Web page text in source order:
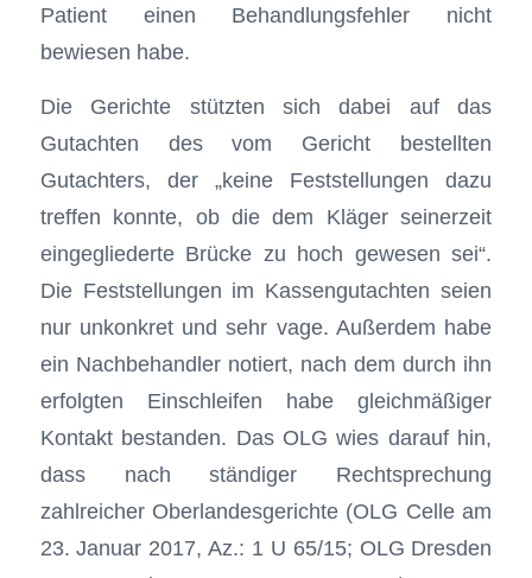
Patient einen Behandlungsfehler nicht
bewiesen habe.
Die Gerichte stützten sich dabei auf das
Gutachten des vom Gericht bestellten
Gutachters, der „keine Feststellungen dazu
treffen konnte, ob die dem Kläger seinerzeit
eingegliederte Brücke zu hoch gewesen sei“.
Die Feststellungen im Kassengutachten seien
nur unkonkret und sehr vage. Außerdem habe
ein Nachbehandler notiert, nach dem durch ihn
erfolgten Einschleifen habe gleichmäßiger
Kontakt bestanden. Das OLG wies darauf hin,
dass nach ständiger Rechtsprechung
zahlreicher Oberlandesgerichte (OLG Celle am
23. Januar 2017, Az.: 1 U 65/15; OLG Dresden